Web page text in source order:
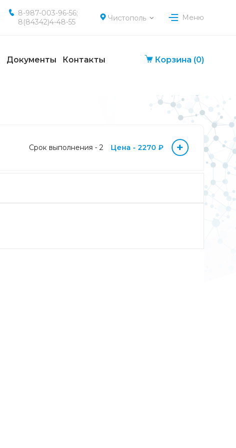
8-987-003-96-56;
8(84342)4-48-55
Чистополь Меню
Документы Контакты Корзина (0)
Срок выполнения - 2 Цена - 2270 ₽ +